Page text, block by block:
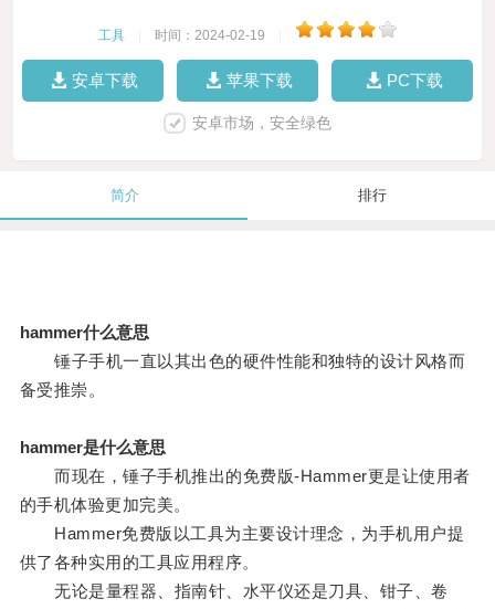
工具 时间：2024-02-19
安卓下载 苹果下载 PC下载
安卓市场，安全绿色
简介 排行
hammer什么意思
锤子手机一直以其出色的硬件性能和独特的设计风格而
备受推崇。
hammer是什么意思
而现在，锤子手机推出的免费版-Hammer更是让使用者
的手机体验更加完美。
Hammer免费版以工具为主要设计理念，为手机用户提
供了各种实用的工具应用程序。
无论是量程器、指南针、水平仪还是刀具、钳子、卷